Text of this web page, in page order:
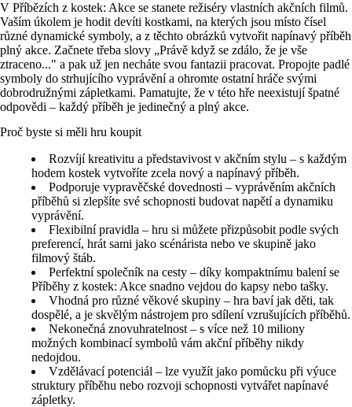
V Příbězích z kostek: Akce se stanete režiséry vlastních akčních filmů.
Vaším úkolem je hodit devíti kostkami, na kterých jsou místo čísel
různé dynamické symboly, a z těchto obrázků vytvořit napínavý příběh
plný akce. Začnete třeba slovy „Právě když se zdálo, že je vše
ztraceno..." a pak už jen necháte svou fantazii pracovat. Propojte padlé
symboly do strhujícího vyprávění a ohromte ostatní hráče svými
dobrodružnými zápletkami. Pamatujte, že v této hře neexistují špatné
odpovědi – každý příběh je jedinečný a plný akce.
Proč byste si měli hru koupit
Rozvíjí kreativitu a představivost v akčním stylu – s každým
hodem kostek vytvoříte zcela nový a napínavý příběh.
Podporuje vypravěčské dovednosti – vyprávěním akčních
příběhů si zlepšíte své schopnosti budovat napětí a dynamiku
vyprávění.
Flexibilní pravidla – hru si můžete přizpůsobit podle svých
preferencí, hrát sami jako scénárista nebo ve skupině jako
filmový štáb.
Perfektní společník na cesty – díky kompaktnímu balení se
Příběhy z kostek: Akce snadno vejdou do kapsy nebo tašky.
Vhodná pro různé věkové skupiny – hra baví jak děti, tak
dospělé, a je skvělým nástrojem pro sdílení vzrušujících příběhů.
Nekonečná znovuhratelnost – s více než 10 miliony
možných kombinací symbolů vám akční příběhy nikdy
nedojdou.
Vzdělávací potenciál – lze využít jako pomůcku při výuce
struktury příběhu nebo rozvoji schopnosti vytvářet napínavé
zápletky.